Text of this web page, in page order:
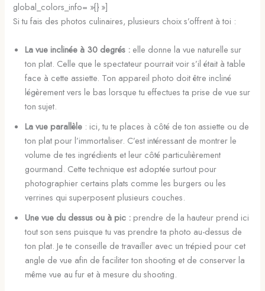
global_colors_info= »{} »]
Si tu fais des photos culinaires, plusieurs choix s’offrent à toi :
La vue inclinée à 30 degrés : elle donne la vue naturelle sur
ton plat. Celle que le spectateur pourrait voir s’il était à table
face à cette assiette. Ton appareil photo doit être incliné
légèrement vers le bas lorsque tu effectues ta prise de vue sur
ton sujet.
La vue parallèle : ici, tu te places à côté de ton assiette ou de
ton plat pour l’immortaliser. C’est intéressant de montrer le
volume de tes ingrédients et leur côté particulièrement
gourmand. Cette technique est adoptée surtout pour
photographier certains plats comme les burgers ou les
verrines qui superposent plusieurs couches.
Une vue du dessus ou à pic : prendre de la hauteur prend ici
tout son sens puisque tu vas prendre ta photo au-dessus de
ton plat. Je te conseille de travailler avec un trépied pour cet
angle de vue afin de faciliter ton shooting et de conserver la
même vue au fur et à mesure du shooting.